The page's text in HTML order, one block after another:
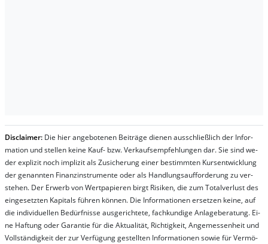
Dis­clai­mer: Die hier an­ge­bo­te­nen Bei­trä­ge die­nen aus­schließ­lich der In­for­
ma­t­ion und stel­len kei­ne Kauf- bzw. Ver­kaufs­em­pfeh­lung­en dar. Sie sind we­
der ex­pli­zit noch im­pli­zit als Zu­sich­er­ung ei­ner be­stim­mt­en Kurs­ent­wick­lung
der ge­nan­nt­en Fi­nanz­in­stru­men­te oder als Handl­ungs­auf­for­der­ung zu ver­
steh­en. Der Er­werb von Wert­pa­pier­en birgt Ri­si­ken, die zum To­tal­ver­lust des
ein­ge­setz­ten Ka­pi­tals füh­ren kön­nen. Die In­for­ma­tion­en er­setz­en kei­ne, auf
die in­di­vi­du­el­len Be­dür­fnis­se aus­ge­rich­te­te, fach­kun­di­ge An­la­ge­be­ra­tung. Ei­
ne Haf­tung oder Ga­ran­tie für die Ak­tu­ali­tät, Rich­tig­keit, An­ge­mes­sen­heit und
Vol­lständ­ig­keit der zur Ver­fü­gung ge­stel­lt­en In­for­ma­tion­en so­wie für Ver­mö­